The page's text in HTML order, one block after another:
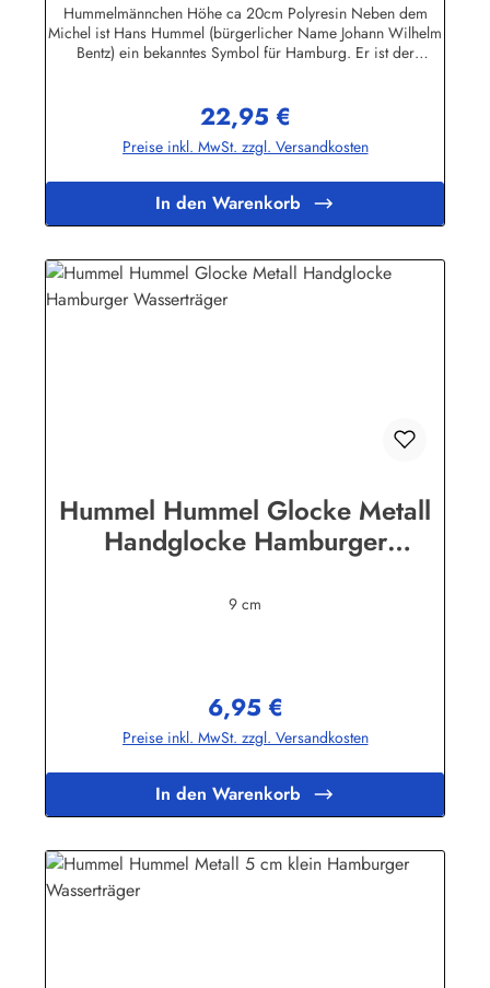
Hummelmännchen Höhe ca 20cm Polyresin Neben dem
Michel ist Hans Hummel (bürgerlicher Name Johann Wilhelm
Bentz) ein bekanntes Symbol für Hamburg. Er ist der
Wasserträger in der Hamburger Neustadt, von Kindern
geneckt, indem sie ihn beim Spottnamen "Hummel, Hummel"
riefen, worauf er mit "Mors, Mors" antwortete, eine Kurzform
mich am Arsc..."Herstellerinformationen:Peter Menk
SouvenirsBruchweg 3627389 Fintelinfo@menk-souvenirs.de
Regulärer Preis:
22,95 €
Preise inkl. MwSt. zzgl. Versandkosten
In den Warenkorb
Hummel Hummel Glocke Metall
Handglocke Hamburger
9 cm
Regulärer Preis:
6,95 €
Preise inkl. MwSt. zzgl. Versandkosten
In den Warenkorb